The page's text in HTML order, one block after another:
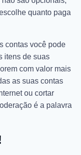
quanto paga
contas você pode
itens de suas
com valor mais
as suas contas
ou cortar
é a palavra